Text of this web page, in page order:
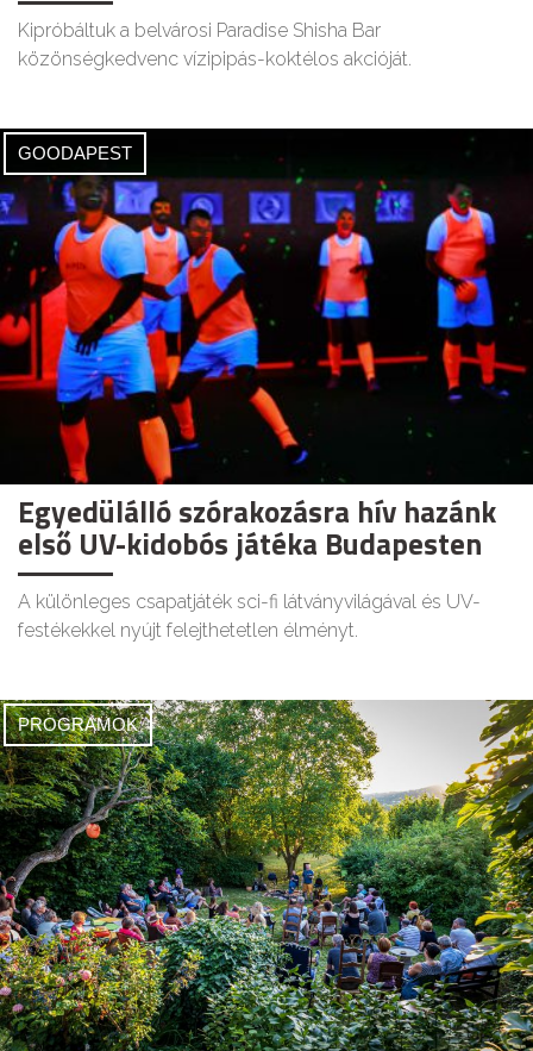
Kipróbáltuk a belvárosi Paradise Shisha Bar
közönségkedvenc vízipipás-koktélos akcióját.
GOODAPEST
Egyedülálló szórakozásra hív hazánk
első UV-kidobós játéka Budapesten
A különleges csapatjáték sci-fi látványvilágával és UV-
festékekkel nyújt felejthetetlen élményt.
PROGRAMOK